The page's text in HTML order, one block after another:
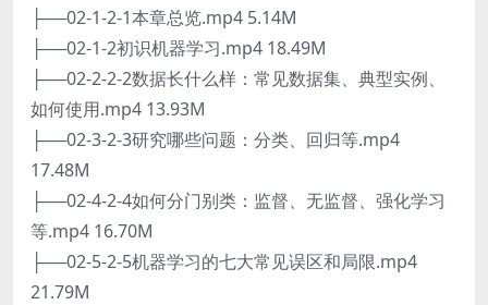
├──02-1-2-1本章总览.mp4 5.14M
├──02-1-2初识机器学习.mp4 18.49M
├──02-2-2-2数据长什么样：常见数据集、典型实例、
如何使用.mp4 13.93M
├──02-3-2-3研究哪些问题：分类、回归等.mp4
17.48M
├──02-4-2-4如何分门别类：监督、无监督、强化学习
等.mp4 16.70M
├──02-5-2-5机器学习的七大常见误区和局限.mp4
21.79M